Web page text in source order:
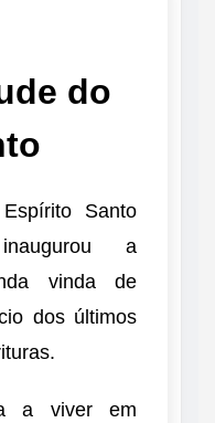
do
Santo
a
vinda de
dos últimos
a viver em